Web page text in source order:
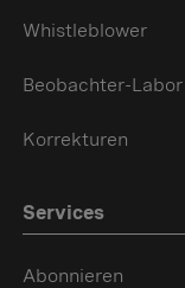
Whistleblower
Beobachter-Labor
Korrekturen
Services
Abonnieren